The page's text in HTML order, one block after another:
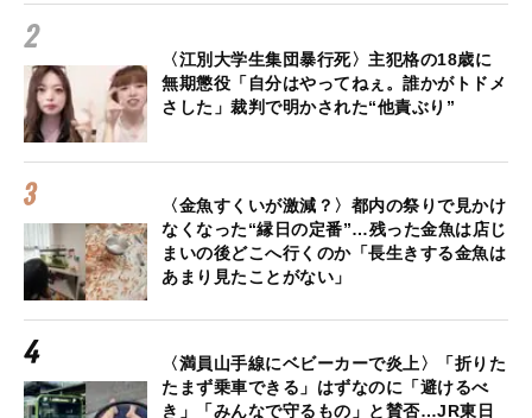
〈江別大学生集団暴行死〉主犯格の18歳に
無期懲役「自分はやってねぇ。誰かがトドメ
さした」裁判で明かされた“他責ぶり”
〈金魚すくいが激減？〉都内の祭りで見かけ
なくなった“縁日の定番”…残った金魚は店じ
まいの後どこへ行くのか「長生きする金魚は
あまり見たことがない」
〈満員山手線にベビーカーで炎上〉「折りた
たまず乗車できる」はずなのに「避けるべ
き」「みんなで守るもの」と賛否…JR東日